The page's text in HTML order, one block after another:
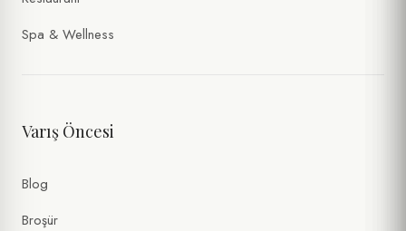
Spa & Wellness
Varış Öncesi
Blog
Broşür